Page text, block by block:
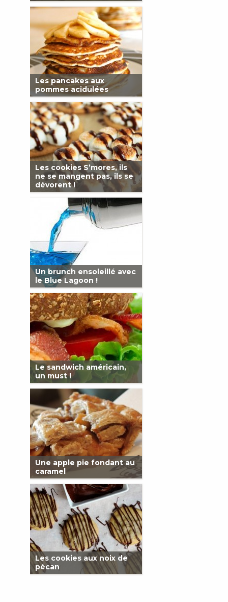
Les pancakes aux
pommes acidulées
Les cookies S’mores, ils
ne se mangent pas, ils se
dévorent !
Un brunch ensoleillé avec
le Blue Lagoon !
Le sandwich américain,
un must !
Une apple pie fondant au
caramel
Les cookies aux noix de
pécan